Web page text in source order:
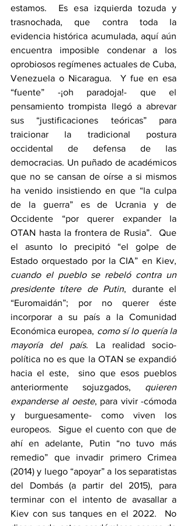
estamos.  Es esa izquierda tozuda y
trasnochada, que contra toda la
evidencia histórica acumulada, aquí aún
encuentra imposible condenar a los
oprobiosos regímenes actuales de Cuba,
Venezuela o Nicaragua.  Y fue en esa
“fuente” -¡oh paradoja!- que el
pensamiento trompista llegó a abrevar
sus “justificaciones teóricas” para
traicionar la tradicional postura
occidental de defensa de las
democracias. Un puñado de académicos
que no se cansan de oírse a si mismos
ha venido insistiendo en que “la culpa
de la guerra” es de Ucrania y de
Occidente “por querer expander la
OTAN hasta la frontera de Rusia”.  Que
el asunto lo precipitó “el golpe de
cuando el pueblo se rebeló contra un
presidente títere de Putin, durante el
“Euromaidán”; por no querer éste
incorporar a su país a la Comunidad
Económica europea, como sí lo quería la
mayoría del país. La realidad socio-
política no es que la OTAN se expandió
hacia el este,  sino que esos pueblos
anteriormente sojuzgados, quieren
expanderse al oeste, para vivir -cómoda
y burguesamente- como viven los
europeos.  Sigue el cuento con que de
ahí en adelante, Putin “no tuvo más
remedio” que invadir primero Crimea
(2014) y luego “apoyar” a los separatistas
del Dombás (a partir del 2015), para
terminar con el intento de avasallar a
Kiev con sus tanques en el 2022.  No